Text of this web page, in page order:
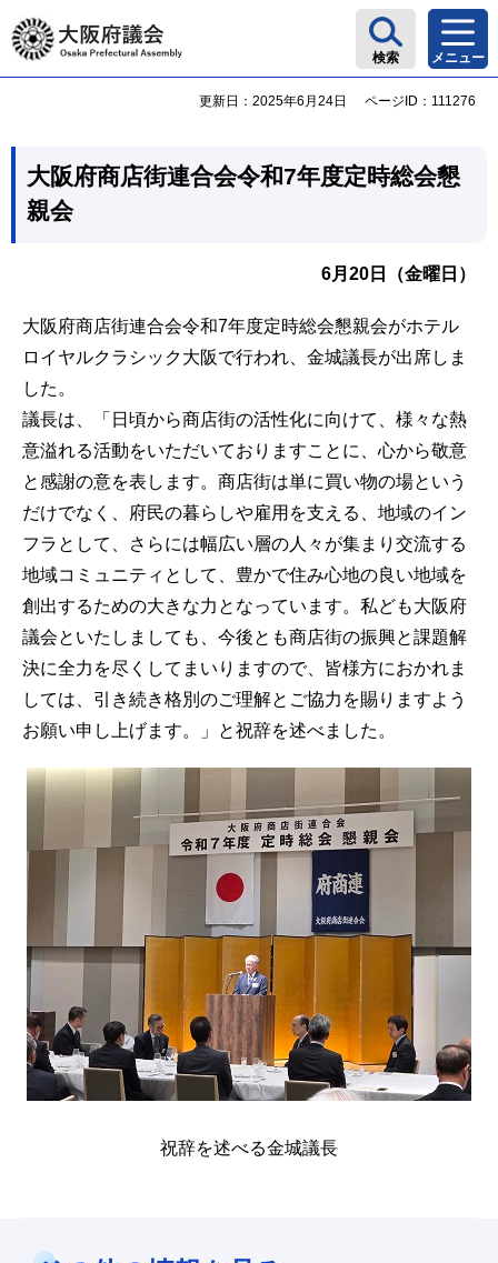
大阪府議会
検索 メニュー
更新日：2025年6月24日 ページID：111276
大阪府商店街連合会令和7年度定時総会懇
親会
6月20日（金曜日）
大阪府商店街連合会令和7年度定時総会懇親会がホテル
ロイヤルクラシック大阪で行われ、金城議長が出席しま
した。
議長は、「日頃から商店街の活性化に向けて、様々な熱
意溢れる活動をいただいておりますことに、心から敬意
と感謝の意を表します。商店街は単に買い物の場という
だけでなく、府民の暮らしや雇用を支える、地域のイン
フラとして、さらには幅広い層の人々が集まり交流する
地域コミュニティとして、豊かで住み心地の良い地域を
創出するための大きな力となっています。私ども大阪府
議会といたしましても、今後とも商店街の振興と課題解
決に全力を尽くしてまいりますので、皆様方におかれま
しては、引き続き格別のご理解とご協力を賜りますよう
お願い申し上げます。」と祝辞を述べました。
祝辞を述べる金城議長